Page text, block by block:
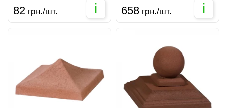
82 грн./шт. i 658 грн./шт. i